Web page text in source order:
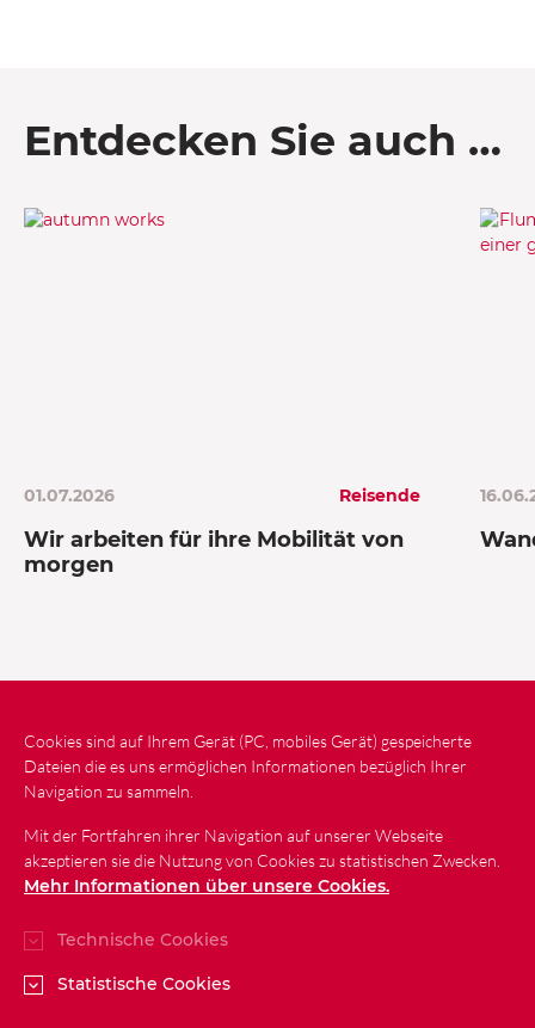
Entdecken Sie auch …
01.07.2026 Reisende
Wir arbeiten für ihre Mobilität von
morgen
Neuigkeiten Kontakt Seitenplan
Gesetzliche Bestimmungen
Schutz personenbezogener Daten
Barrierefreiheit
Cookies sind auf Ihrem Gerät (PC, mobiles Gerät) gespeicherte
Dateien die es uns ermöglichen Informationen bezüglich Ihrer
Navigation zu sammeln.
Mit der Fortfahren ihrer Navigation auf unserer Webseite
akzeptieren sie die Nutzung von Cookies zu statistischen Zwecken.
Mehr Informationen über unsere Cookies.
Technische Cookies
Statistische Cookies